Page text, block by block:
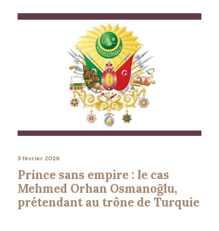
5 février 2026
Prince sans empire : le cas
Mehmed Orhan Osmanoğlu,
prétendant au trône de Turquie